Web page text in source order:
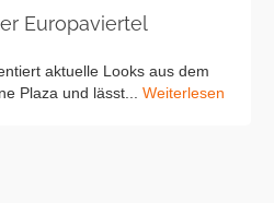
Europaviertel
aktuelle Looks aus dem
Plaza und lässt... Weiterlesen